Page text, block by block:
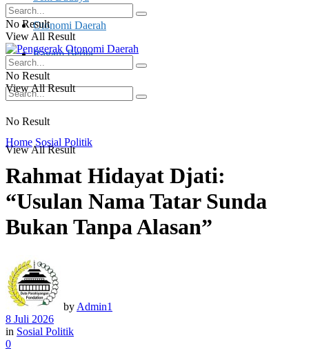
Otonomi Daerah
Ragam Berita
No Result
View All Result
No Result
View All Result
No Result
View All Result
Home Sosial Politik
Rahmat Hidayat Djati:
“Usulan Nama Tatar Sunda
Bukan Tanpa Alasan”
by Admin1
8 Juli 2026
in Sosial Politik
0